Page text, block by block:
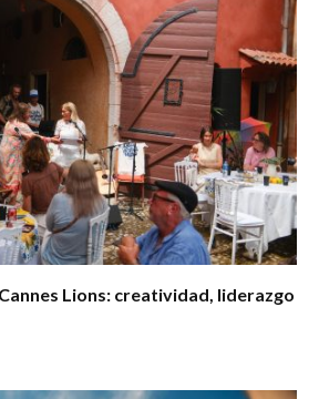
Lions: creatividad, liderazgo